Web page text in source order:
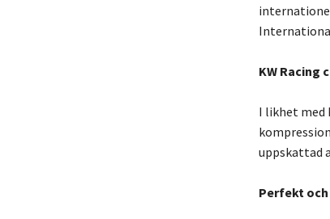
KW Racing
I likhet med
uppskattad
Perfekt